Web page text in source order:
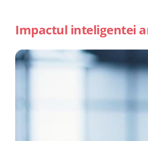
Impactul inteligentei